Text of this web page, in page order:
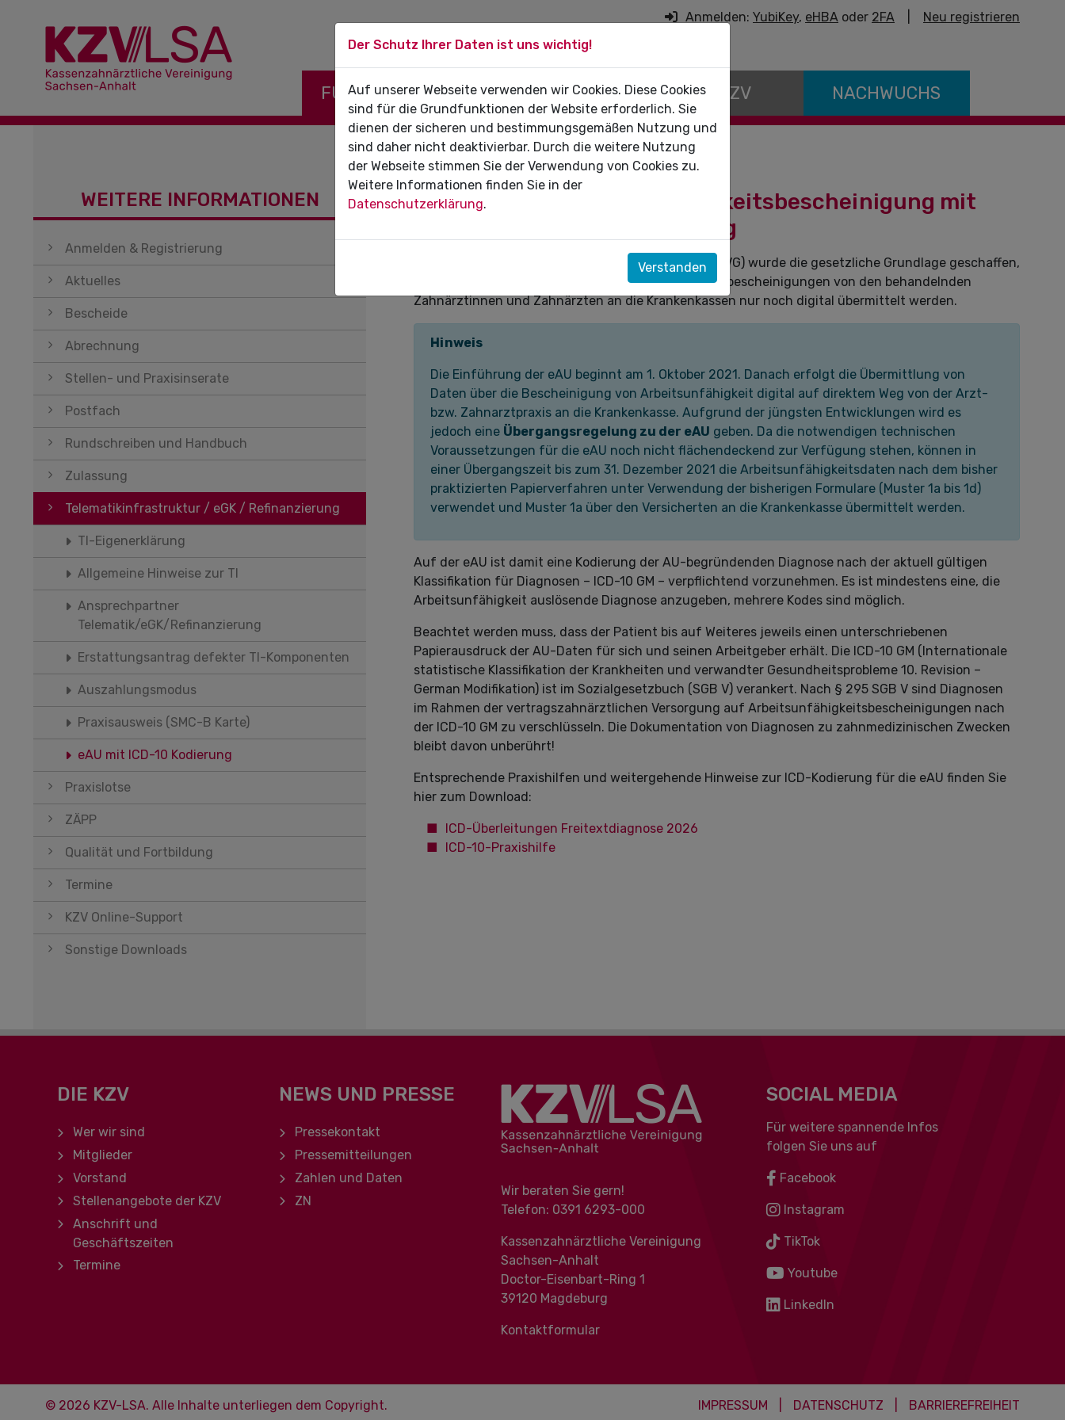
Anmelden: YubiKey, eHBA oder 2FA Neu registrieren
FÜR DIE PRAXIS FÜR PATIENTEN DIE KZV NACHWUCHS
Hinweise zur Arbeitsunfähigkeitsbescheinigung mit
ICD-10 GM Diagnosekodierung
Mit dem Terminservice- und Versorgungsgesetz (TSVG) wurde die gesetzliche Grundlage geschaffen,
dass ab dem 1. Oktober 2021 die Arbeitsunfähigkeitsbescheinigungen von den behandelnden
Zahnärztinnen und Zahnärzten an die Krankenkassen nur noch digital übermittelt werden.
Hinweis
Die Einführung der eAU beginnt am 1. Oktober 2021. Danach erfolgt die Übermittlung von
Daten über die Bescheinigung von Arbeitsunfähigkeit digital auf direktem Weg von der Arzt-
bzw. Zahnarztpraxis an die Krankenkasse. Aufgrund der jüngsten Entwicklungen wird es
jedoch eine Übergangsregelung zu der eAU geben. Da die notwendigen technischen
Voraussetzungen für die eAU noch nicht flächendeckend zur Verfügung stehen, können in
einer Übergangszeit bis zum 31. Dezember 2021 die Arbeitsunfähigkeitsdaten nach dem bisher
praktizierten Papierverfahren unter Verwendung der bisherigen Formulare (Muster 1a bis 1d)
verwendet und Muster 1a über den Versicherten an die Krankenkasse übermittelt werden.
Auf der eAU ist damit eine Kodierung der AU-begründenden Diagnose nach der aktuell gültigen
Klassifikation für Diagnosen – ICD-10 GM – verpflichtend vorzunehmen. Es ist mindestens eine, die
Arbeitsunfähigkeit auslösende Diagnose anzugeben, mehrere Kodes sind möglich.
Beachtet werden muss, dass der Patient bis auf Weiteres jeweils einen unterschriebenen
Papierausdruck der AU-Daten für sich und seinen Arbeitgeber erhält. Die ICD-10 GM (Internationale
statistische Klassifikation der Krankheiten und verwandter Gesundheitsprobleme 10. Revision –
German Modifikation) ist im Sozialgesetzbuch (SGB V) verankert. Nach § 295 SGB V sind Diagnosen
im Rahmen der vertragszahnärztlichen Versorgung auf Arbeitsunfähigkeitsbescheinigungen nach
der ICD-10 GM zu verschlüsseln. Die Dokumentation von Diagnosen zu zahnmedizinischen Zwecken
bleibt davon unberührt!
Entsprechende Praxishilfen und weitergehende Hinweise zur ICD-Kodierung für die eAU finden Sie
hier zum Download:
ICD-Überleitungen Freitextdiagnose 2026
ICD-10-Praxishilfe
WEITERE INFORMATIONEN
Navigation überspringen
Anmelden & Registrierung
Aktuelles
Bescheide
Abrechnung
Stellen- und Praxisinserate
Postfach
Rundschreiben und Handbuch
Zulassung
Telematikinfrastruktur / eGK / Refinanzierung
TI-Eigenerklärung
Allgemeine Hinweise zur TI
Ansprechpartner
Telematik/eGK/Refinanzierung
Erstattungsantrag defekter TI-Komponenten
Auszahlungsmodus
Praxisausweis (SMC-B Karte)
eAU mit ICD-10 Kodierung
Praxislotse
ZÄPP
Qualität und Fortbildung
Termine
KZV Online-Support
Sonstige Downloads
DIE KZV
Navigation überspringen
Wer wir sind
Mitglieder
Vorstand
Stellenangebote der KZV
Anschrift und
Geschäftszeiten
Termine
NEWS UND PRESSE
Navigation überspringen
Pressekontakt
Pressemitteilungen
Zahlen und Daten
ZN
Wir beraten Sie gern!
Telefon: 0391 ‍6293-000
Kassenzahnärztliche Vereinigung
Sachsen-Anhalt
Doctor-Eisenbart-Ring 1
39120 Magdeburg
Kontaktformular
SOCIAL MEDIA
Für weitere spannende Infos
folgen Sie uns auf
Facebook
Instagram
TikTok
Youtube
LinkedIn
© 2026 KZV-LSA. Alle Inhalte unterliegen dem Copyright. IMPRESSUM DATENSCHUTZ BARRIEREFREIHEIT
Der Schutz Ihrer Daten ist uns wichtig!
Auf unserer Webseite verwenden wir Cookies. Diese Cookies
sind für die Grundfunktionen der Website erforderlich. Sie
dienen der sicheren und bestimmungsgemäßen Nutzung und
sind daher nicht deaktivierbar. Durch die weitere Nutzung
der Webseite stimmen Sie der Verwendung von Cookies zu.
Weitere Informationen finden Sie in der
Datenschutzerklärung.
Verstanden